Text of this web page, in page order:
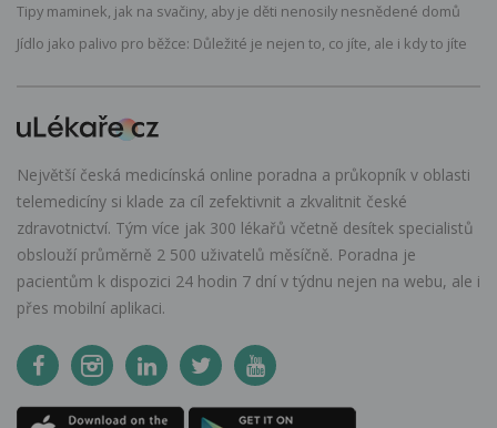
Tipy maminek, jak na svačiny, aby je děti nenosily nesnědené domů
Jídlo jako palivo pro běžce: Důležité je nejen to, co jíte, ale i kdy to jíte
Největší česká medicínská online poradna a průkopník v oblasti
telemedicíny si klade za cíl zefektivnit a zkvalitnit české
zdravotnictví. Tým více jak 300 lékařů včetně desítek specialistů
obslouží průměrně 2 500 uživatelů měsíčně. Poradna je
pacientům k dispozici 24 hodin 7 dní v týdnu nejen na webu, ale i
přes mobilní aplikaci.